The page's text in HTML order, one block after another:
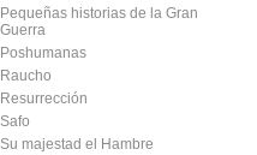
Pequeñas historias de la Gran
Guerra
Poshumanas
Raucho
Resurrección
Safo
Su majestad el Hambre